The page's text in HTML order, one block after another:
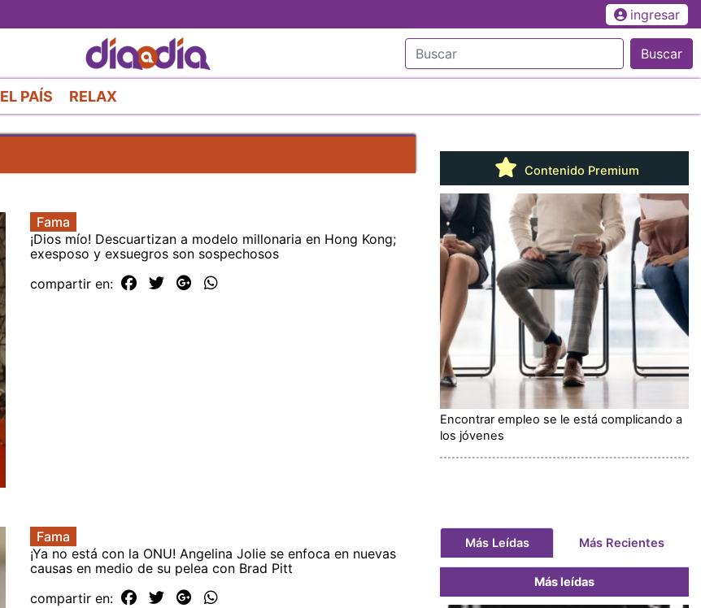
al
contenido
principal
ingresar
Buscar
EL PAÍS RELAX
Fama
¡Dios mío! Descuartizan a modelo millonaria en Hong Kong;
exesposo y exsuegros son sospechosos
compartir en:
Fama
¡Ya no está con la ONU! Angelina Jolie se enfoca en nuevas
causas en medio de su pelea con Brad Pitt
compartir en:
Contenido Premium
Encontrar empleo se le está complicando a
los jóvenes
Más Leídas Más Recientes
Más leídas